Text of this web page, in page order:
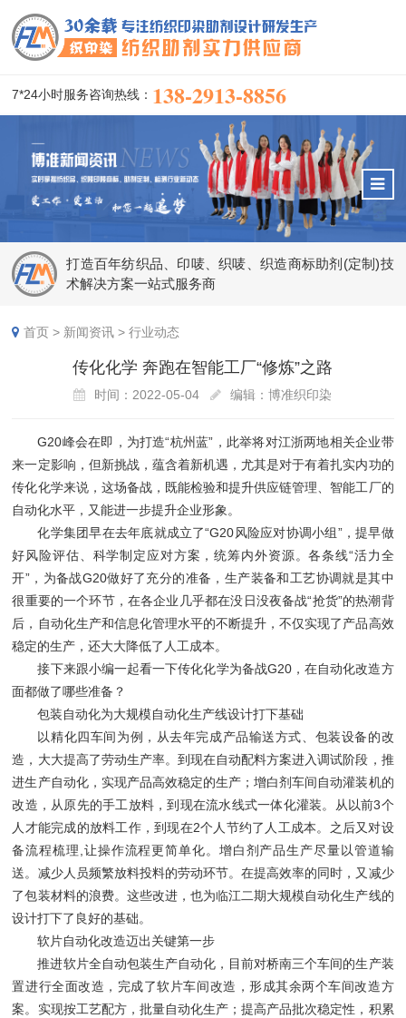
7*24小时服务咨询热线： 138-2913-8856
打造百年纺织品、印唛、织唛、织造商标助剂(定制)技
术解决方案一站式服务商
首页 > 新闻资讯 >行业动态
传化化学 奔跑在智能工厂“修炼”之路
时间：2022-05-04 编辑：博准织印染
G20峰会在即，为打造“杭州蓝”，此举将对江浙两地相关企业带
来一定影响，但新挑战，蕴含着新机遇，尤其是对于有着扎实内功的
传化化学来说，这场备战，既能检验和提升供应链管理、智能工厂的
自动化水平，又能进一步提升企业形象。
化学集团早在去年底就成立了“G20风险应对协调小组”，提早做
好风险评估、科学制定应对方案，统筹内外资源。各条线“活力全
开”，为备战G20做好了充分的准备，生产装备和工艺协调就是其中
很重要的一个环节，在各企业几乎都在没日没夜备战“抢货”的热潮背
后，自动化生产和信息化管理水平的不断提升，不仅实现了产品高效
稳定的生产，还大大降低了人工成本。
接下来跟小编一起看一下传化化学为备战G20，在自动化改造方
面都做了哪些准备？
包装自动化为大规模自动化生产线设计打下基础
以精化四车间为例，从去年完成产品输送方式、包装设备的改
造，大大提高了劳动生产率。到现在自动配料方案进入调试阶段，推
进生产自动化，实现产品高效稳定的生产；增白剂车间自动灌装机的
改造，从原先的手工放料，到现在流水线式一体化灌装。从以前3个
人才能完成的放料工作，到现在2个人节约了人工成本。之后又对设
备流程梳理,让操作流程更简单化。增白剂产品生产尽量以管道输
送。减少人员频繁放料投料的劳动环节。在提高效率的同时，又减少
了包装材料的浪费。这些改进，也为临江二期大规模自动化生产线的
设计打下了良好的基础。
软片自动化改造迈出关键第一步
推进软片全自动包装生产自动化，目前对桥南三个车间的生产装
置进行全面改造，完成了软片车间改造，形成其余两个车间改造方
案。实现按工艺配方，批量自动化生产；提高产品批次稳定性，积累